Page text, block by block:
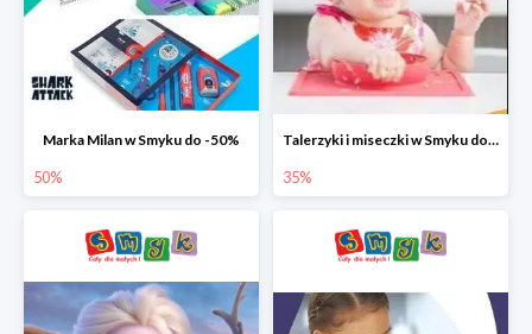
Marka Milan w Smyku do -50%
50%
Talerzyki i miseczki w Smyku do -35%
35%